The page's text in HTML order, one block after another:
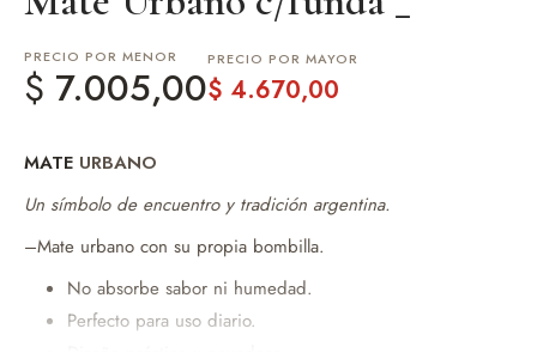
PRECIO POR MENOR
$ 7.005,00
PRECIO POR MAYOR
$ 4.670,00
MATE URBANO
Un símbolo de encuentro y tradición argentina.
–Mate urbano con su propia bombilla.
No absorbe sabor ni humedad.
Perfecto para uso diario.